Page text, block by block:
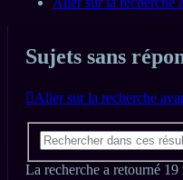
Sujets sans
Aller sur la recherche
La recherche a retourné 19